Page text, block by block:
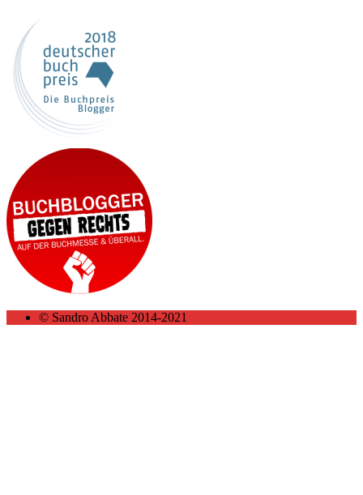
© Sandro Abbate 2014-2021